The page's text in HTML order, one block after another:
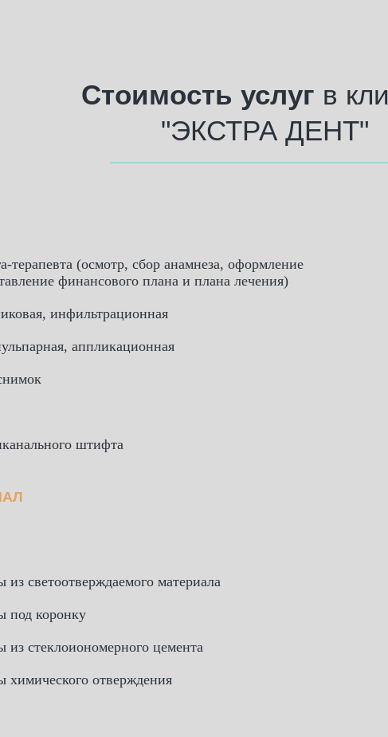
Стоимость услуг в
"ЭКСТРА ДЕНТ"
терапевта (осмотр, сбор анамнеза, оформление
финансового плана и плана лечения)
инфильтрационная
аппликационная
штифта
светоотверждаемого материала
под коронку
из стеклоиономерного цемента
химического отверждения